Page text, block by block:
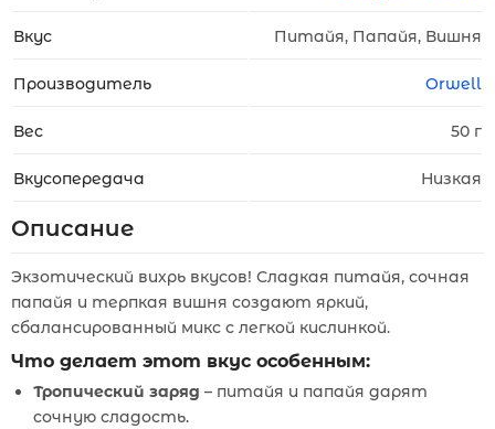
Вкус Питайя, Папайя, Вишня
Производитель Orwell
Вес 50 г
Вкусопередача Низкая
Описание
Экзотический вихрь вкусов! Сладкая питайя, сочная
папайя и терпкая вишня создают яркий,
сбалансированный микс с легкой кислинкой.
Что делает этот вкус особенным:
Тропический заряд – питайя и папайя дарят
сочную сладость.